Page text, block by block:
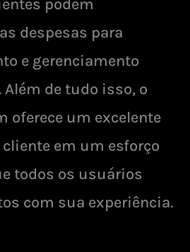
podem
despesas para
e gerenciamento
de tudo isso, o
oferece um excelente
em um esforço
todos os usuários
com sua experiência.